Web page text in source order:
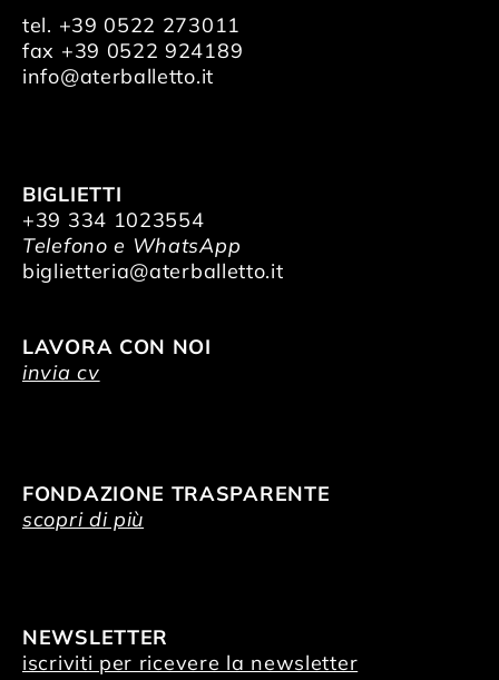
tel. +39 0522 273011
fax +39 0522 924189
info@aterballetto.it
BIGLIETTI
+39 334 1023554
Telefono e WhatsApp
biglietteria@aterballetto.it
LAVORA CON NOI
invia cv
FONDAZIONE TRASPARENTE
scopri di più
NEWSLETTER
iscriviti per ricevere la newsletter